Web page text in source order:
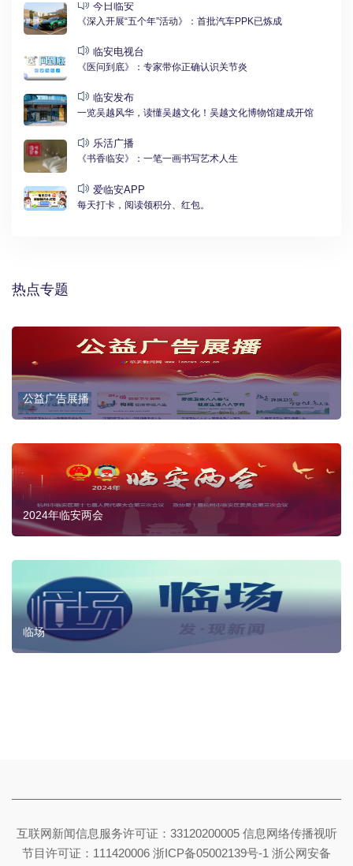
今日临安
《深入开展“五个年”活动》：首批汽车PPK已炼成
临安电视台
《医问到底》：专家带你正确认识关节炎
临安发布
一览吴越风华，读懂吴越文化！吴越文化博物馆建成开馆
乐活广播
《书香临安》：一笔一画书写艺术人生
爱临安APP
每天打卡，阅读领积分、红包。
热点专题
公益广告展播
2024年临安两会
临场
互联网新闻信息服务许可证：33120200005 信息网络传播视听
节目许可证：111420006 浙ICP备05002139号-1 浙公网安备